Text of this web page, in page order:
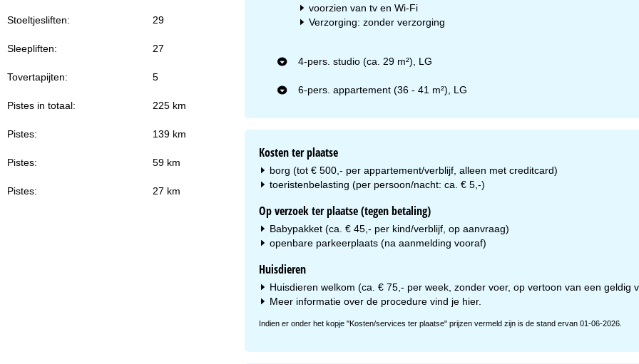
Stoeltjesliften: 29
Sleepliften: 27
Tovertapijten: 5
Pistes in totaal: 225 km
Pistes: 139 km
Pistes: 59 km
Pistes: 27 km
voorzien van tv en Wi-Fi
Verzorging: zonder verzorging
4-pers. studio (ca. 29 m²), LG
6-pers. appartement (36 - 41 m²), LG
Kosten ter plaatse
borg (tot € 500,- per appartement/verblijf, alleen met creditcard)
toeristenbelasting (per persoon/nacht: ca. € 5,-)
Op verzoek ter plaatse (tegen betaling)
Babypakket (ca. € 45,- per kind/verblijf, op aanvraag)
openbare parkeerplaats (na aanmelding vooraf)
Huisdieren
Huisdieren welkom (ca. € 75,- per week, zonder voer, op vertoon van een geldig
Meer informatie over de procedure vind je hier.
Indien er onder het kopje "Kosten/services ter plaatse" prijzen vermeld zijn is de stand ervan 01-06-2026.